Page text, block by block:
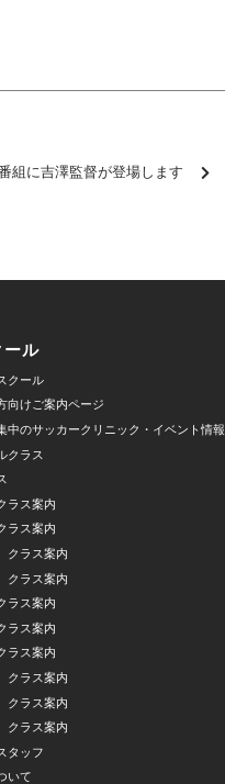
組に吉澤監督が登場します
ール
クール
向けご案内ページ
中のサッカークリニック・イベント情報
クラス
ス案内
ス案内
ラス案内
ラス案内
ス案内
ス案内
ス案内
ラス案内
ラス案内
ラス案内
タッフ
いて